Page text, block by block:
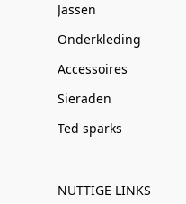
Jassen
Onderkleding
Accessoires
Sieraden
Ted sparks
NUTTIGE LINKS